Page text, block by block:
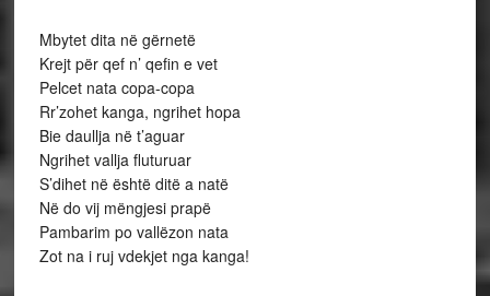
Mbytet dita në gërnetë
Krejt për qef n’ qefin e vet
Pelcet nata copa-copa
Rr’zohet kanga, ngrihet hopa
Bie daullja në t’aguar
Ngrihet vallja fluturuar
S’dihet në është ditë a natë
Në do vij mëngjesi prapë
Pambarim po vallëzon nata
Zot na i ruj vdekjet nga kanga!